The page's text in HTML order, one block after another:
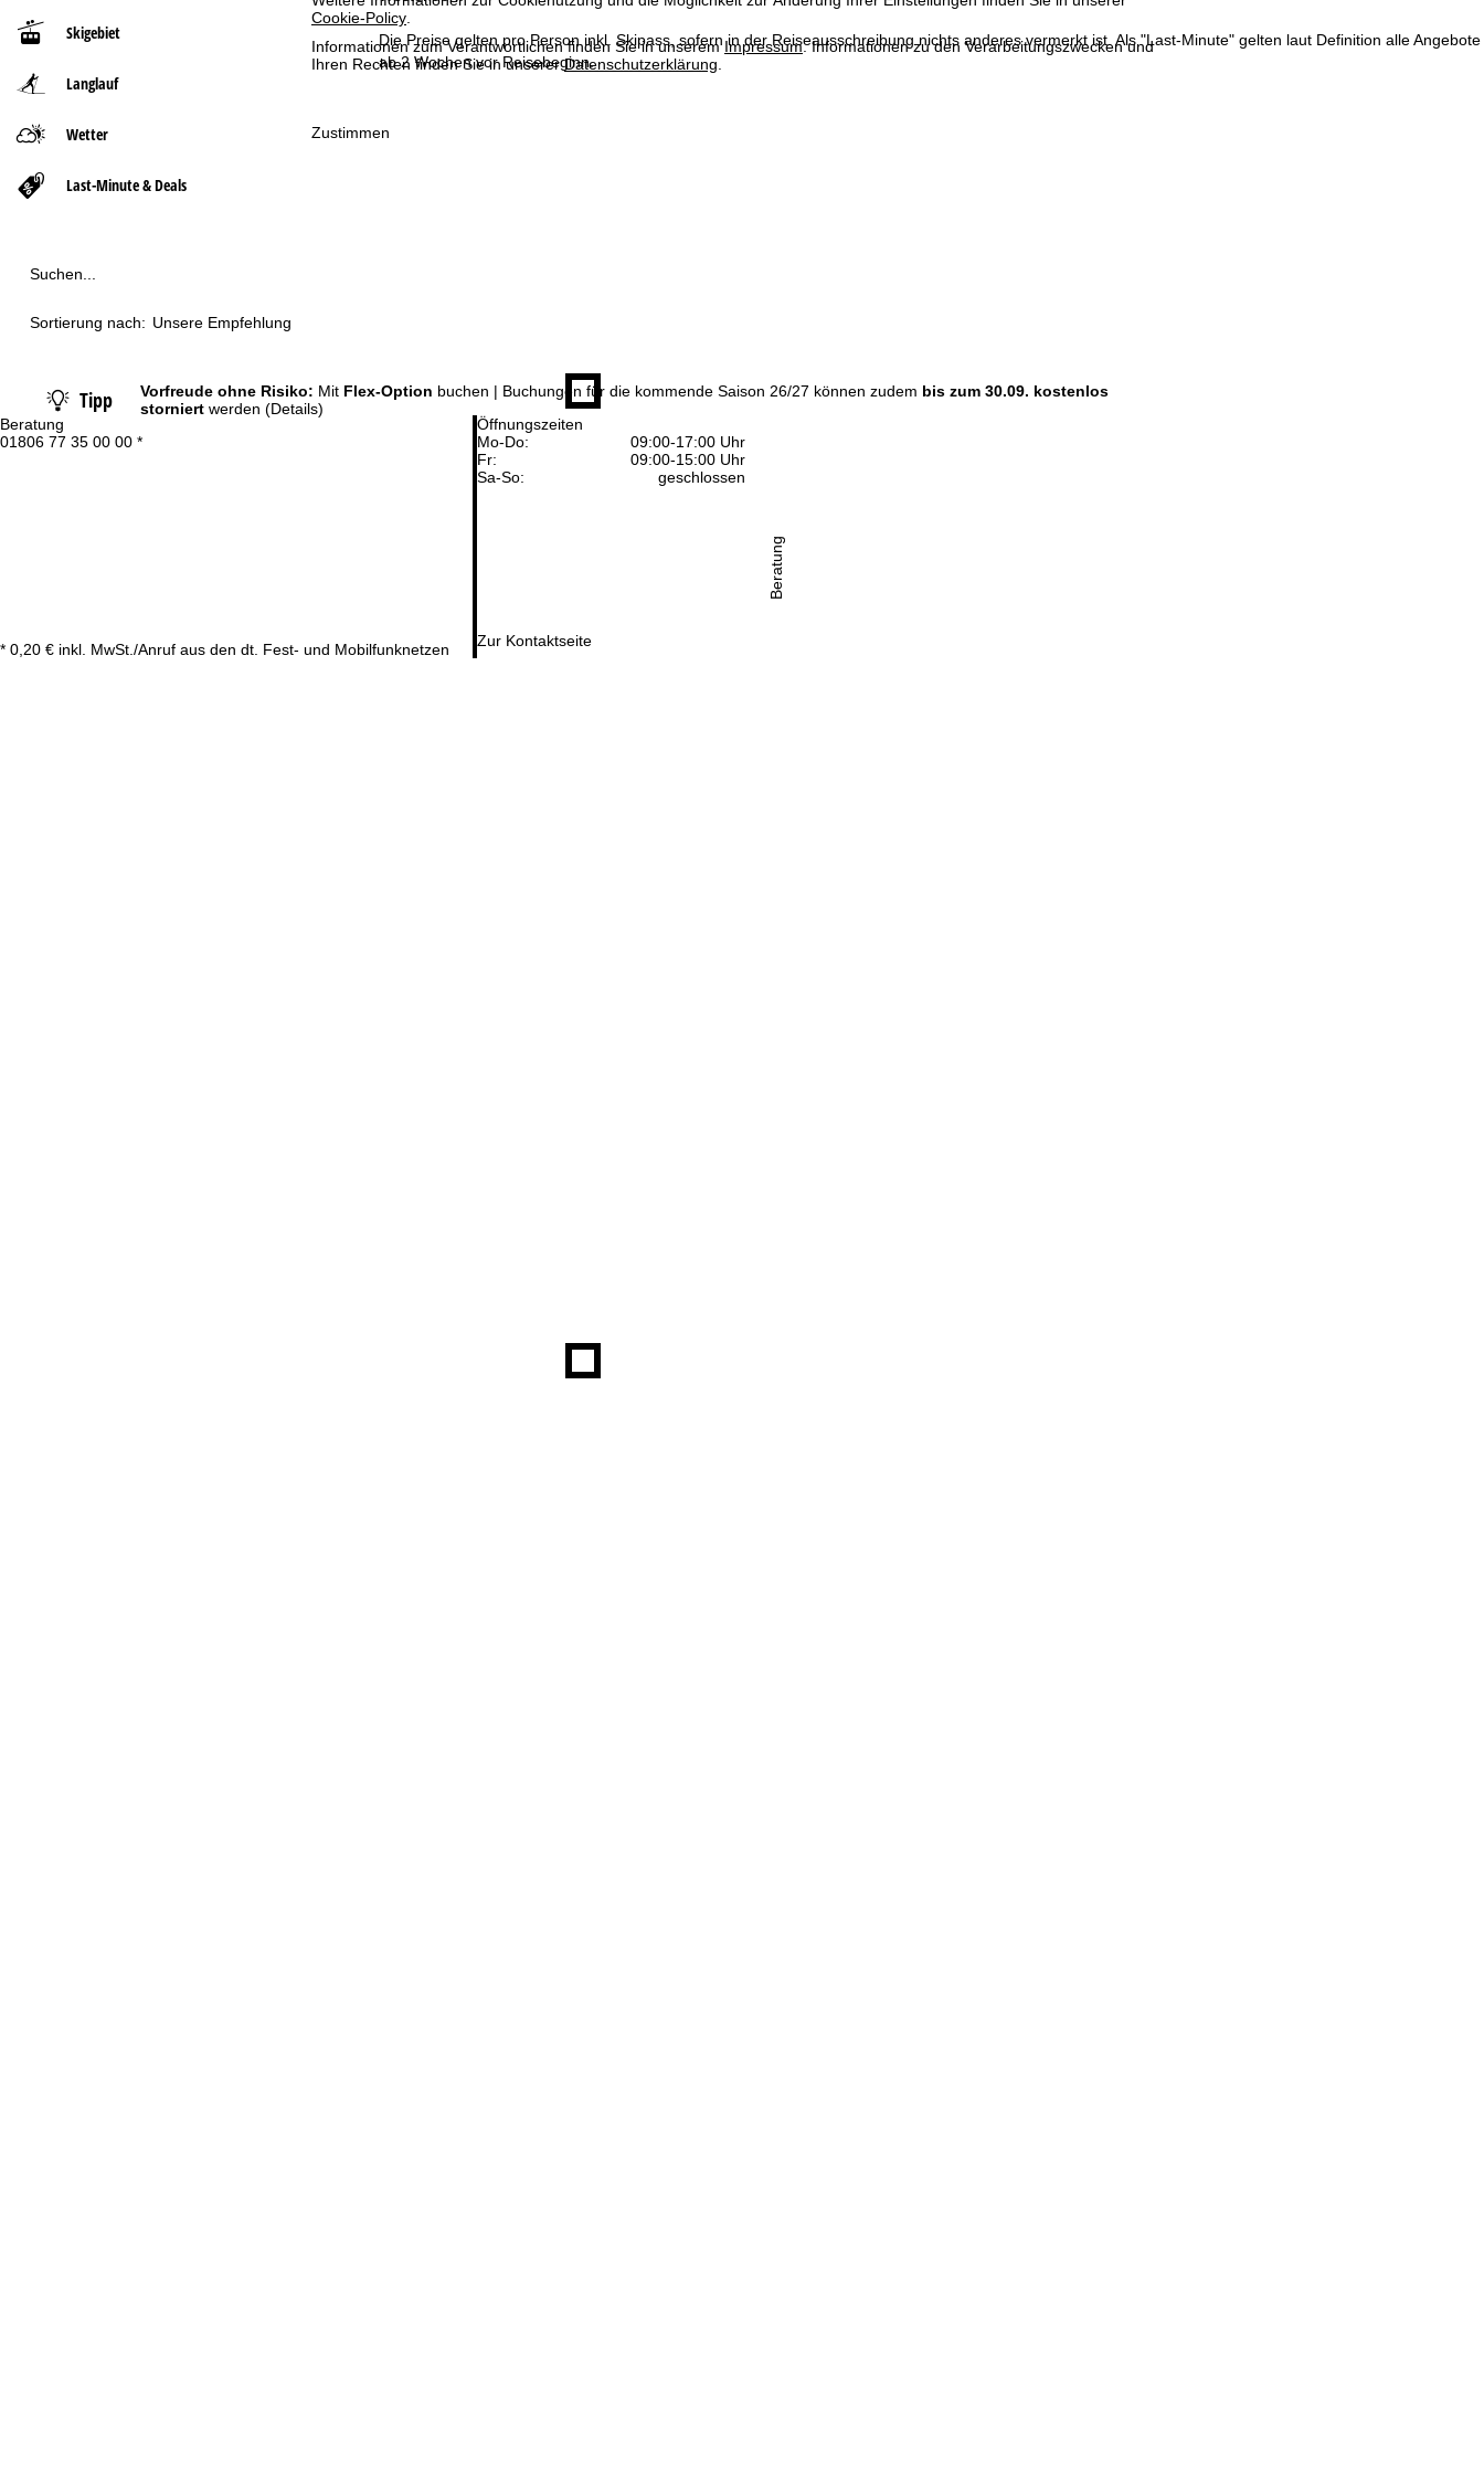
Cookie-Policy
Informationen zum Verantwortlichen finden Sie in unseremImpressum. Informationen zu den Verarbeitungszwecken und
Ihren Rechten finden Sie in unsererDatenschutzerklärung
Zustimmen
Beratung
01806 77 35 00 00 *
* 0,20 € inkl. MwSt./Anruf aus den dt. Fest- und Mobilfunknetzen
Öffnungszeiten
Mo-Do:
09:00-17:00 Uhr
Fr:
09:00-15:00 Uhr
Sa-So:
geschlossen
Zur Kontaktseite
Beratung
Skigebiet
Langlauf
Wetter
Last-Minute & Deals
t
Die Preise gelten pro Person inkl. Skipass, sofern in der Reiseausschreibung nichts anderes vermerkt ist. Als "Last-Minute" gelten laut Definition alle Angebote
ab 2 Wochen vor Reisebeginn.
Suchen...
Sortierung nach: Unsere Empfehlung
Tipp Vorfreude ohne Risiko: Mit Flex-Option buchen | Buchungen für die kommende Saison 26/27 können zudem bis zum 30.09. kostenlos
storniertwerden (Details)